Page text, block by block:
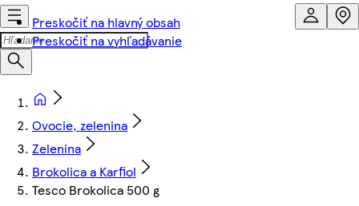
Preskočiť na hlavný obsah
Preskočiť na vyhľadávanie
Ovocie, zelenina
Zelenina
Brokolica a Karfiol
Tesco Brokolica 500 g